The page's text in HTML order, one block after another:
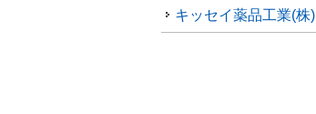
キッセイ薬品工業(株)